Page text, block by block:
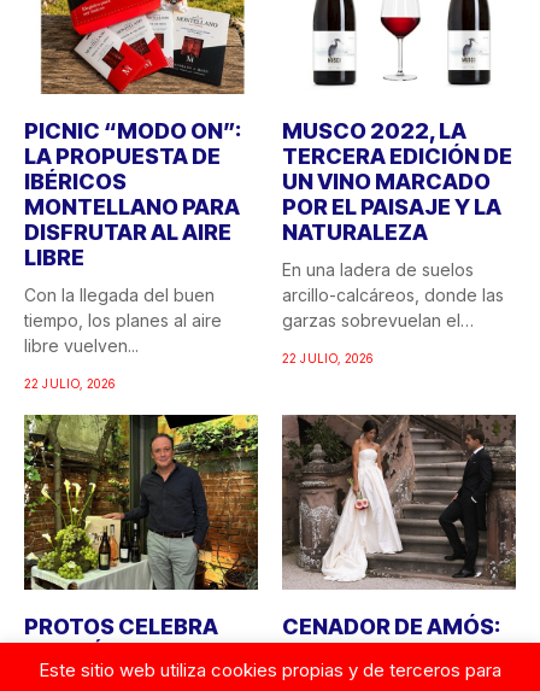
PICNIC “MODO ON”:
LA PROPUESTA DE
IBÉRICOS
MONTELLANO PARA
DISFRUTAR AL AIRE
LIBRE
Con la llegada del buen
tiempo, los planes al aire
libre vuelven...
22 JULIO, 2026
MUSCO 2022, LA
TERCERA EDICIÓN DE
UN VINO MARCADO
POR EL PAISAJE Y LA
NATURALEZA
En una ladera de suelos
arcillo-calcáreos, donde las
garzas sobrevuelan el
22 JULIO, 2026
PROTOS CELEBRA
D.O. RUEDA CON LA
CENADOR DE AMÓS:
CANTÁBRICO,
Este sitio web utiliza cookies propias y de terceros para